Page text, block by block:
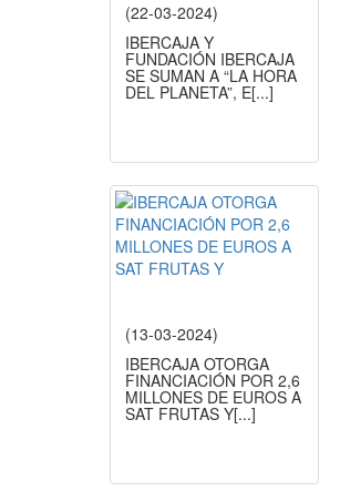
(22-03-2024)
IBERCAJA Y
FUNDACIÓN IBERCAJA
SE SUMAN A “LA HORA
DEL PLANETA”, E[...]
(13-03-2024)
IBERCAJA OTORGA
FINANCIACIÓN POR 2,6
MILLONES DE EUROS A
SAT FRUTAS Y[...]